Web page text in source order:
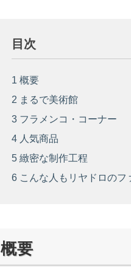
目次
1 概要
2 まるで美術館
3 フラメンコ・コーナー
4 人気商品
5 緻密な制作工程
6 こんな人もリヤドロのフ
概要